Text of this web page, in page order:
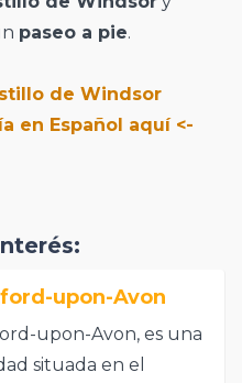
paseo a pie.
de Windsor
en Español aquí <-
upon-Avon
upon-Avon, es una
situada en el